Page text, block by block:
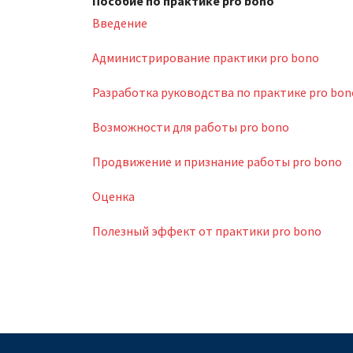
Введение
Администрирование практики pro bono
Разработка руководства по практике pro
Возможности для работы pro bono
Продвижение и признание работы pro bono
Оценка
Полезный эффект от практики pro bono